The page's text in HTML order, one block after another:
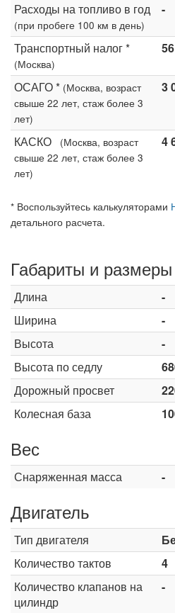
Расходы на топливо в год
(при пробеге 100 км в день)
-
Транспортный налог *
(Москва)
56
ОСАГО * (Москва, возраст
свыше 22 лет, стаж более 3
лет)
3
КАСКО
(Москва, возраст
свыше 22 лет, стаж более 3
лет)
4
* Воспользуйтесь калькуляторами
детального расчета.
Габариты и размеры
Длина
-
Ширина
-
Высота
-
Высота по седлу
Дорожный просвет
Колесная база
Вес
Снаряженная масса -
Двигатель
Тип двигателя
Количество тактов
4
Количество клапанов на
цилиндр
-